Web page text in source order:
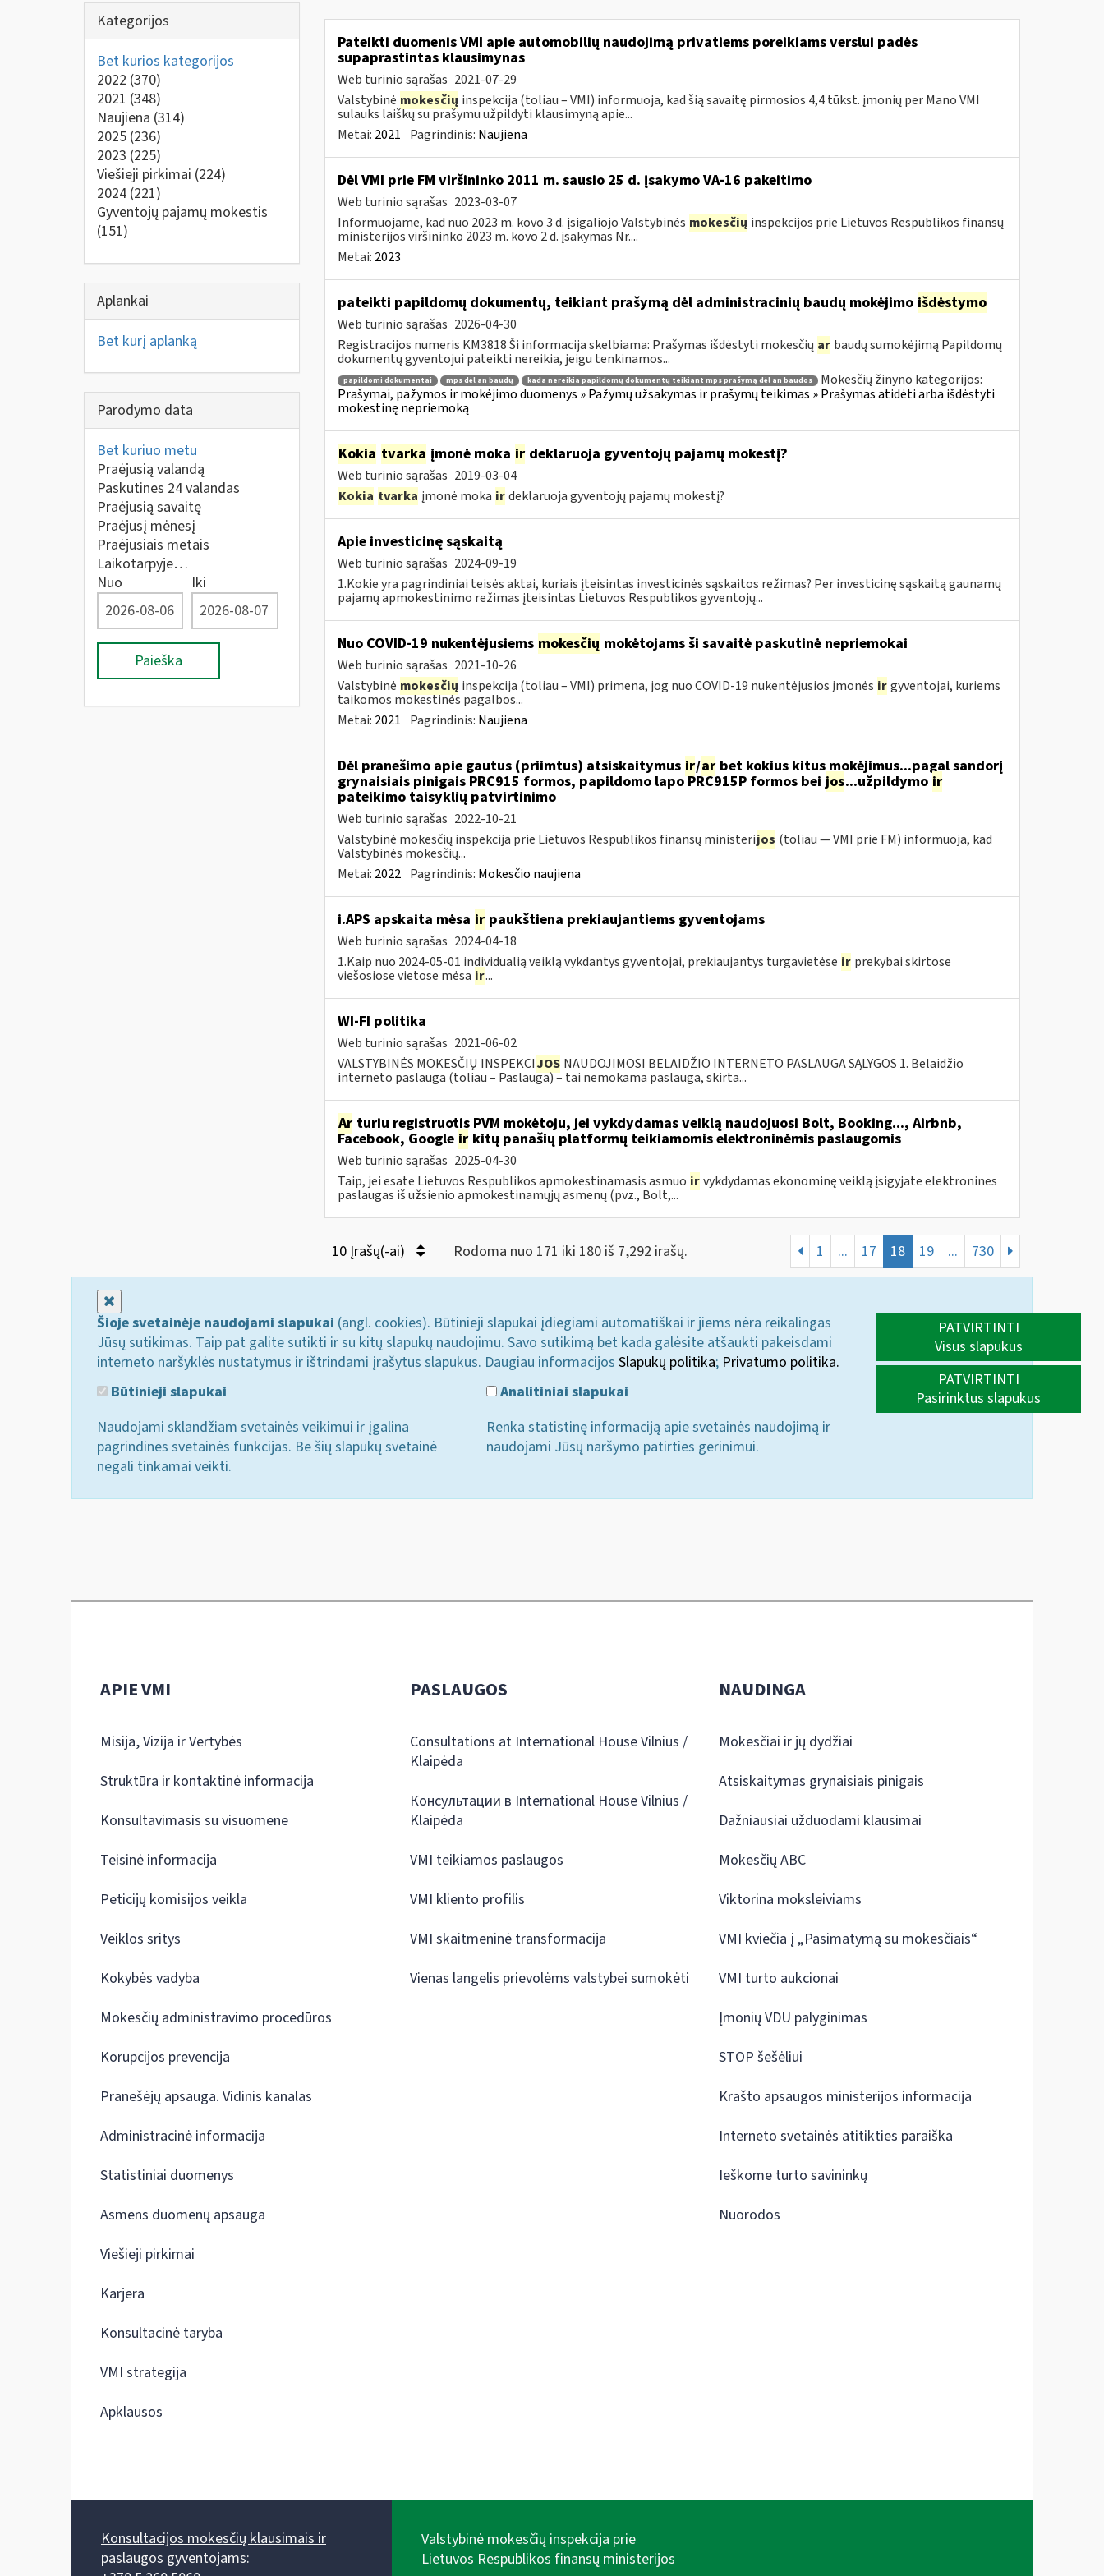
Kategorijos
Bet kurios kategorijos
2022 (370)
2021 (348)
Naujiena (314)
2025 (236)
2023 (225)
Viešieji pirkimai (224)
2024 (221)
Gyventojų pajamų mokestis
(151)
Aplankai
Bet kurį aplanką
Parodymo data
Bet kuriuo metu
Praėjusią valandą
Paskutines 24 valandas
Praėjusią savaitę
Praėjusį mėnesį
Praėjusiais metais
Laikotarpyje…
Nuo
Iki
Paieška
Pateikti duomenis VMI apie automobilių naudojimą privatiems poreikiams verslui padės
supaprastintas klausimynas
Web turinio sąrašas 2021-07-29
Valstybinė mokesčių inspekcija (toliau – VMI) informuoja, kad šią savaitę pirmosios 4,4 tūkst. įmonių per Mano VMI
sulauks laiškų su prašymu užpildyti klausimyną apie...
Metai: 2021 Pagrindinis: Naujiena
Dėl VMI prie FM viršininko 2011 m. sausio 25 d. įsakymo VA-16 pakeitimo
Web turinio sąrašas 2023-03-07
Informuojame, kad nuo 2023 m. kovo 3 d. įsigaliojo Valstybinės mokesčių inspekcijos prie Lietuvos Respublikos finansų
ministerijos viršininko 2023 m. kovo 2 d. įsakymas Nr....
Metai: 2023
pateikti papildomų dokumentų, teikiant prašymą dėl administracinių baudų mokėjimo išdėstymo
Web turinio sąrašas 2026-04-30
Registracijos numeris KM3818 Ši informacija skelbiama: Prašymas išdėstyti mokesčių ar baudų sumokėjimą Papildomų
dokumentų gyventojui pateikti nereikia, jeigu tenkinamos...
papildomi dokumentai mps dėl an baudų kada nereikia papildomų dokumentų teikiant mps prašymą dėl an baudos
Mokesčių žinyno kategorijos:
Prašymai, pažymos ir mokėjimo duomenys » Pažymų užsakymas ir prašymų teikimas » Prašymas atidėti arba išdėstyti
mokestinę nepriemoką
Kokia tvarka įmonė moka irdeklaruoja gyventojų pajamų mokestį?
Web turinio sąrašas 2019-03-04
Kokia tvarka įmonė moka ir deklaruoja gyventojų pajamų mokestį?
Apie investicinę sąskaitą
Web turinio sąrašas 2024-09-19
1.Kokie yra pagrindiniai teisės aktai, kuriais įteisintas investicinės sąskaitos režimas? Per investicinę sąskaitą gaunamų
pajamų apmokestinimo režimas įteisintas Lietuvos Respublikos gyventojų...
Nuo COVID-19 nukentėjusiems mokesčių mokėtojams ši savaitė paskutinė nepriemokai
Web turinio sąrašas 2021-10-26
Valstybinė mokesčių inspekcija (toliau – VMI) primena, jog nuo COVID-19 nukentėjusios įmonės ir gyventojai, kuriems
taikomos mokestinės pagalbos...
Metai: 2021 Pagrindinis: Naujiena
Dėl pranešimo apie gautus (priimtus) atsiskaitymus ir/arbet kokius kitus mokėjimus...pagal sandorį
grynaisiais pinigais PRC915 formos, papildomo lapo PRC915P formos bei jos...užpildymo ir
pateikimo taisyklių patvirtinimo
Web turinio sąrašas 2022-10-21
Valstybinė mokesčių inspekcija prie Lietuvos Respublikos finansų ministerijos (toliau ― VMI prie FM) informuoja, kad
Valstybinės mokesčių...
Metai: 2022 Pagrindinis: Mokesčio naujiena
i.APS apskaita mėsa irpaukštiena prekiaujantiems gyventojams
Web turinio sąrašas 2024-04-18
1.Kaip nuo 2024-05-01 individualią veiklą vykdantys gyventojai, prekiaujantys turgavietėse ir prekybai skirtose
viešosiose vietose mėsa ir...
WI-FI politika
Web turinio sąrašas 2021-06-02
VALSTYBINĖS MOKESČIŲ INSPEKCIJOS NAUDOJIMOSI BELAIDŽIO INTERNETO PASLAUGA SĄLYGOS 1. Belaidžio
interneto paslauga (toliau – Paslauga) – tai nemokama paslauga, skirta...
Arturiu registruotis PVM mokėtoju, jei vykdydamas veiklą naudojuosi Bolt, Booking..., Airbnb,
Facebook, Google irkitų panašių platformų teikiamomis elektroninėmis paslaugomis
Web turinio sąrašas 2025-04-30
Taip, jei esate Lietuvos Respublikos apmokestinamasis asmuo ir vykdydamas ekonominę veiklą įsigyjate elektronines
paslaugas iš užsienio apmokestinamųjų asmenų (pvz., Bolt,...
10 Įrašų(-ai) Rodoma nuo 171 iki 180 iš 7,292 irašų. 1 ... 17 18 19 ... 730
Šioje svetainėje naudojami slapukai (angl. cookies). Būtinieji slapukai įdiegiami automatiškai ir jiems nėra reikalingas
Jūsų sutikimas. Taip pat galite sutikti ir su kitų slapukų naudojimu. Savo sutikimą bet kada galėsite atšaukti pakeisdami
interneto naršyklės nustatymus ir ištrindami įrašytus slapukus. Daugiau informacijos Slapukų politika; Privatumo politika.
Būtinieji slapukai
Naudojami sklandžiam svetainės veikimui ir įgalina
pagrindines svetainės funkcijas. Be šių slapukų svetainė
negali tinkamai veikti.
Analitiniai slapukai
Renka statistinę informaciją apie svetainės naudojimą ir
naudojami Jūsų naršymo patirties gerinimui.
PATVIRTINTI
Visus slapukus
PATVIRTINTI
Pasirinktus slapukus
APIE VMI
Misija, Vizija ir Vertybės
Struktūra ir kontaktinė informacija
Konsultavimasis su visuomene
Teisinė informacija
Peticijų komisijos veikla
Veiklos sritys
Kokybės vadyba
Mokesčių administravimo procedūros
Korupcijos prevencija
Pranešėjų apsauga. Vidinis kanalas
Administracinė informacija
Statistiniai duomenys
Asmens duomenų apsauga
Viešieji pirkimai
Karjera
Konsultacinė taryba
VMI strategija
Apklausos
PASLAUGOS
Consultations at International House Vilnius /
Klaipėda
Консультации в International House Vilnius /
Klaipėda
VMI teikiamos paslaugos
VMI kliento profilis
VMI skaitmeninė transformacija
Vienas langelis prievolėms valstybei sumokėti
NAUDINGA
Mokesčiai ir jų dydžiai
Atsiskaitymas grynaisiais pinigais
Dažniausiai užduodami klausimai
Mokesčių ABC
Viktorina moksleiviams
VMI kviečia į „Pasimatymą su mokesčiais“
VMI turto aukcionai
Įmonių VDU palyginimas
STOP šešėliui
Krašto apsaugos ministerijos informacija
Interneto svetainės atitikties paraiška
Ieškome turto savininkų
Nuorodos
Konsultacijos mokesčių klausimais ir
paslaugos gyventojams:
Valstybinė mokesčių inspekcija prie
Lietuvos Respublikos finansų ministerijos